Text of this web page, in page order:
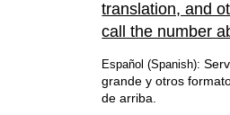
translation, and
call the number
Español (Spanish):
grande y otros
de arriba.